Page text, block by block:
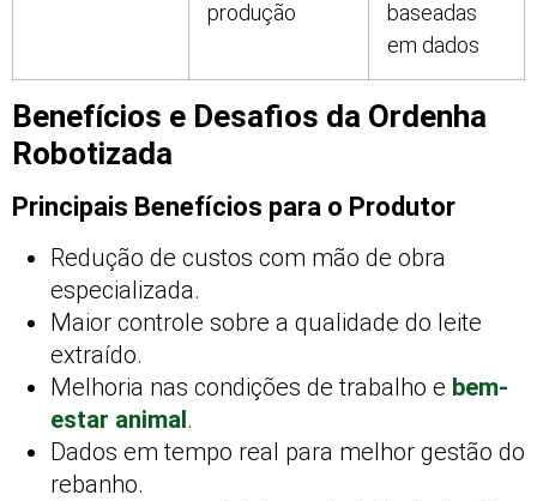
produção
baseadas
em dados
Benefícios e Desafios da Ordenha
Robotizada
Principais Benefícios para o Produtor
Redução de custos com mão de obra
especializada.
Maior controle sobre a qualidade do leite
extraído.
Melhoria nas condições de trabalho e bem-
estar animal.
Dados em tempo real para melhor gestão do
rebanho.